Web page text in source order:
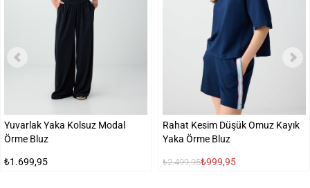
Yuvarlak Yaka Kolsuz Modal
Örme Bluz
₺1.699,95
Rahat Kesim Düşük Omuz Kayık
Yaka Örme Bluz
₺2.499,95₺999,95